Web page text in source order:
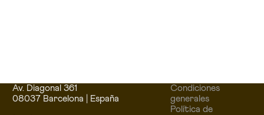
Av. Diagonal 361
08037 Barcelona | España
Condiciones
generales
Política de